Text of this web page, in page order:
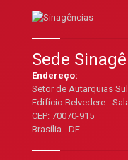
Sede
Endereço:
Setor de Autarquias Sul
Edifício Belvedere -
CEP: 70070-915
Brasília - DF